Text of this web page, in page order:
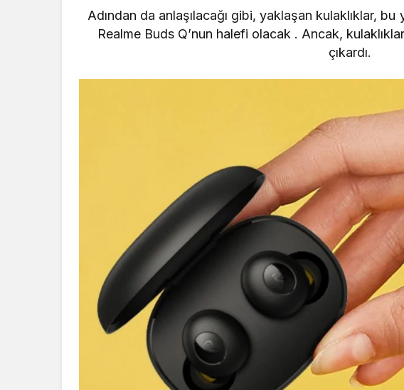
Adından da anlaşılacağı gibi, yaklaşan kulaklıklar, bu
RealmeBuds Q’nun halefi olacak . Ancak,
çıkardı.